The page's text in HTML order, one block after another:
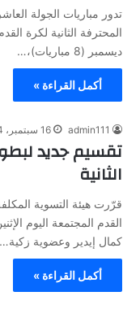
تدور مباريات الجولة
ديسمبر (8 مباريات)،…
أكمل القراءة »
admin111 16 سبتمبر، 2024
تقسيم جديد
الثانية
قرّرت هيئة التسوية
كمال إيدير وعضوية زكية…
أكمل القراءة »